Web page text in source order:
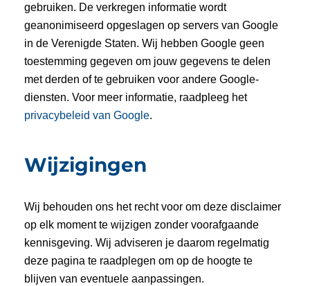
gebruiken. De verkregen informatie wordt
geanonimiseerd opgeslagen op servers van Google
in de Verenigde Staten. Wij hebben Google geen
toestemming gegeven om jouw gegevens te delen
met derden of te gebruiken voor andere Google-
diensten. Voor meer informatie, raadpleeg het
privacybeleid van Google.
Wijzigingen
Wij behouden ons het recht voor om deze disclaimer
op elk moment te wijzigen zonder voorafgaande
kennisgeving. Wij adviseren je daarom regelmatig
deze pagina te raadplegen om op de hoogte te
blijven van eventuele aanpassingen.